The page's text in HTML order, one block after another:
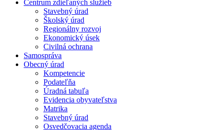
Centrum zdieľaných služieb
Stavebný úrad
Školský úrad
Regionálny rozvoj
Ekonomický úsek
Civilná ochrana
Samospráva
Obecný úrad
Kompetencie
Podateľňa
Úradná tabuľa
Evidencia obyvateľstva
Matrika
Stavebný úrad
Osvedčovacia agenda